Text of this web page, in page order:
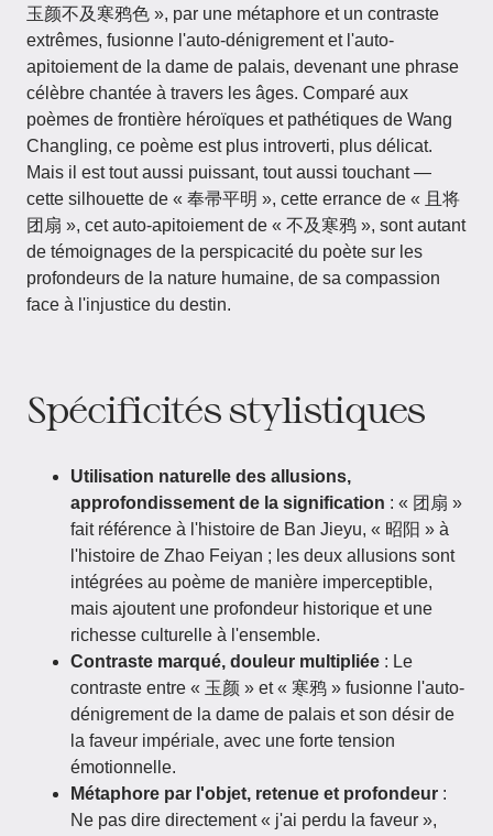
玉颜不及寒鸦色 », par une métaphore et un contraste
extrêmes, fusionne l'auto-dénigrement et l'auto-
apitoiement de la dame de palais, devenant une phrase
célèbre chantée à travers les âges. Comparé aux
poèmes de frontière héroïques et pathétiques de Wang
Changling, ce poème est plus introverti, plus délicat.
Mais il est tout aussi puissant, tout aussi touchant —
cette silhouette de « 奉帚平明 », cette errance de « 且将
团扇 », cet auto-apitoiement de « 不及寒鸦 », sont autant
de témoignages de la perspicacité du poète sur les
profondeurs de la nature humaine, de sa compassion
face à l'injustice du destin.
Spécificités stylistiques
Utilisation naturelle des allusions,
approfondissement de la signification : « 团扇 »
fait référence à l'histoire de Ban Jieyu, « 昭阳 » à
l'histoire de Zhao Feiyan ; les deux allusions sont
intégrées au poème de manière imperceptible,
mais ajoutent une profondeur historique et une
richesse culturelle à l'ensemble.
Contraste marqué, douleur multipliée : Le
contraste entre « 玉颜 » et « 寒鸦 » fusionne l'auto-
dénigrement de la dame de palais et son désir de
la faveur impériale, avec une forte tension
émotionnelle.
Métaphore par l'objet, retenue et profondeur :
Ne pas dire directement « j'ai perdu la faveur »,